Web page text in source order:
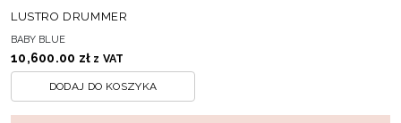
LUSTRO DRUMMER
BABY BLUE
10,600.00 zł z VAT
DODAJ DO KOSZYKA